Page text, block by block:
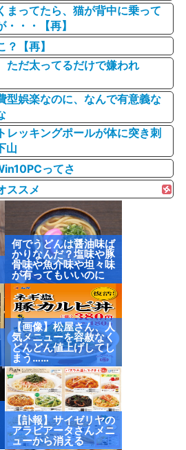
まってたら、猫が背中に乗って
・・【再】
？【再】
ただ太ってるだけで嫌われ
型娯楽なのに、なんで有意義な
レッキングポールが体に突き刺
山
ってさ
ススメ
何でうどんは醤油味ば
かりなんだ？塩味や豚
骨味や魚介味や坦々味
が有ってもいいのに
【画像】松屋さん、人
気メニューを容赦なく
どんどん値上げしてし
まう……
【訃報】サイゼリヤの
アラビアータさんメニ
ューから消える